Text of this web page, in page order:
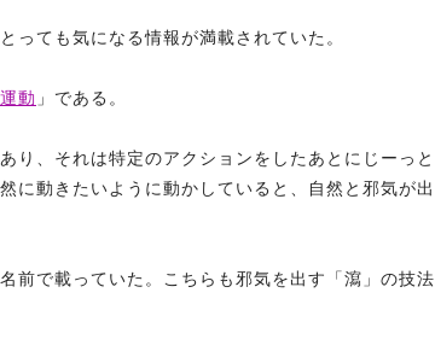
っても気になる情報が満載されていた。
動 」である。
り、それは特定のアクションをしたあとにじーっと
に動きたいように動かしていると、自然と邪気が出
前で載っていた。こちらも邪気を出す「瀉」の技法